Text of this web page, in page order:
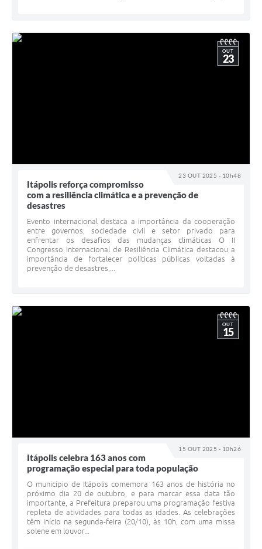
23 OUT 2025 - 10h48
OUT
23
Itápolis reforça compromisso
com a resiliência climática e a prevenção de
desastres
Evento internacional destaca a importância da cooperação
entre governos, sociedade civil e setor privado para
enfrentar os desafios das mudanças climáticas O II
Congresso Internacional de Resiliência Climática destacou a
importância de fortalecer políticas públicas voltadas à
prevenção de desastres,...
15 OUT 2025 - 10h26
OUT
15
Itápolis celebra 163 anos com
programação especial para toda população
O município de Itápolis comemora 163 anos de história no
próximo dia 20 de outubro, e para marcar essa data tão
importante, a Prefeitura preparou uma programação festiva
repleta de atividades para todas as idades. As celebrações
têm início na segunda-feira (20/10), às 10h, com uma missa
solene em louvor...